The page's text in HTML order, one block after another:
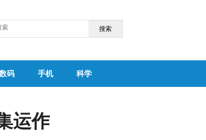
搜索
码 手机 科学
运作